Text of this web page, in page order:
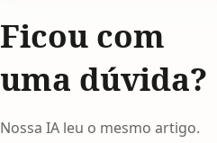
Ficou com
uma dúvida?
Nossa IA leu o mesmo artigo.